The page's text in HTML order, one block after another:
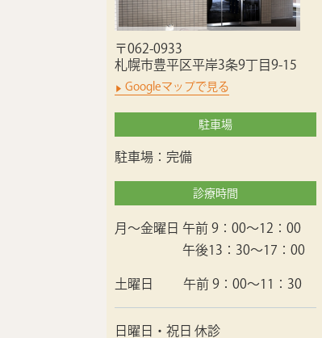
〒062-0933
札幌市豊平区平岸3条9丁目9-15
Googleマップで見る
駐車場
駐車場：完備
診療時間
月〜金曜日 午前 9：00〜12：00
午後13：30〜17：00
土曜日 午前 9：00〜11：30
日曜日・祝日 休診